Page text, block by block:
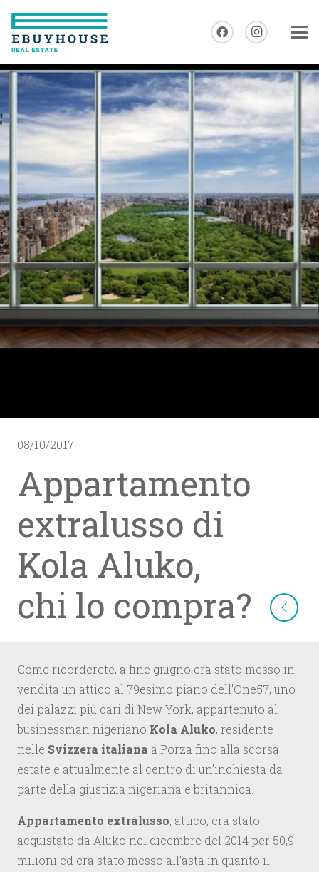
08/10/2017
Appartamento
extralusso di
Kola Aluko,
chi lo compra?
Come ricorderete, a fine giugno era stato messo in
vendita un attico al 79esimo piano dell’One57, uno
dei palazzi più cari di New York, appartenuto al
businessman nigeriano Kola Aluko, residente
nelle Svizzera italiana a Porza fino alla scorsa
estate e attualmente al centro di un’inchiesta da
parte della giustizia nigeriana e britannica.
Appartamento extralusso, attico, era stato
acquistato da Aluko nel dicembre del 2014 per 50,9
milioni ed era stato messo all’asta in quanto il